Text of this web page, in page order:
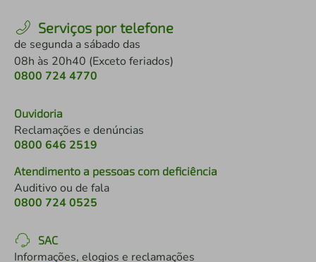
Serviços por telefone
de segunda a sábado das
08h às 20h40 (Exceto feriados)
0800 724 4770
Ouvidoria
Reclamações e denúncias
0800 646 2519
Atendimento a pessoas com deficiência
Auditivo ou de fala
0800 724 0525
SAC
Informações, elogios e reclamações